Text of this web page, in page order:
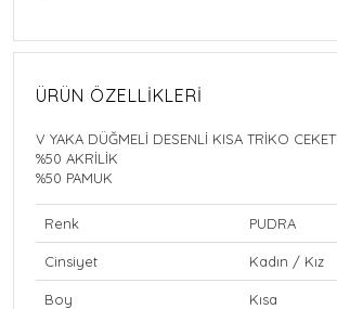
ÜRÜN ÖZELLIKLERI
V YAKA DÜĞMELİ DESENLİ KISA TRİKO CEKET
%50 AKRİLİK
%50 PAMUK
Renk PUDRA
Cinsiyet Kadın / Kız
Boy Kısa